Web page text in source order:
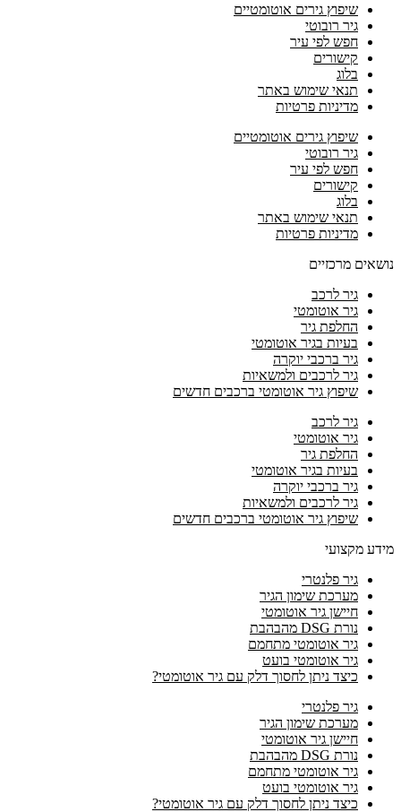
שיפוץ גירים אוטומטיים
גיר רובוטי
חפש לפי עיר
קישורים
בלוג
תנאי שימוש באתר
מדיניות פרטיות
שיפוץ גירים אוטומטיים
גיר רובוטי
חפש לפי עיר
קישורים
בלוג
תנאי שימוש באתר
מדיניות פרטיות
נושאים מרכזיים
גיר לרכב
גיר אוטומטי
החלפת גיר
בעיות בגיר אוטומטי
גיר ברכבי יוקרה
גיר לרכבים ולמשאיות
שיפוץ גיר אוטומטי ברכבים חדשים
גיר לרכב
גיר אוטומטי
החלפת גיר
בעיות בגיר אוטומטי
גיר ברכבי יוקרה
גיר לרכבים ולמשאיות
שיפוץ גיר אוטומטי ברכבים חדשים
מידע מקצועי
גיר פלנטרי
מערכת שימון הגיר
חיישן גיר אוטומטי
נורת DSG מהבהבת
גיר אוטומטי מתחמם
גיר אוטומטי בועט
כיצד ניתן לחסוך דלק עם גיר אוטומטי?
גיר פלנטרי
מערכת שימון הגיר
חיישן גיר אוטומטי
נורת DSG מהבהבת
גיר אוטומטי מתחמם
גיר אוטומטי בועט
כיצד ניתן לחסוך דלק עם גיר אוטומטי?